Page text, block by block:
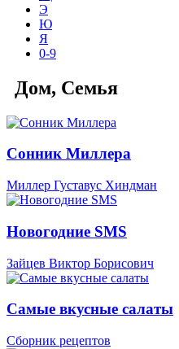
Э
Ю
Я
0-9
Дом, Семья
Сонник Миллера
Миллер Густавус Хиндман
Новогодние SMS
Зайцев Виктор Борисович
Самые вкусные салаты
Сборник рецептов